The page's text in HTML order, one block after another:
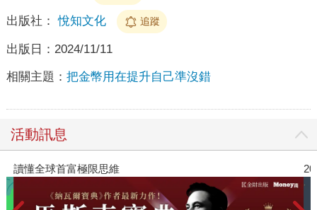
出版社： 悅知文化 追蹤
出版日： 2024/11/11
相關主題： 把金幣用在提升自己準沒錯
活動訊息
讀懂全球首富極限思維